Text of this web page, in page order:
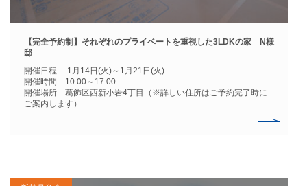
【完全予約制】それぞれのプライベートを重視した3LDKの家 N様
邸
開催日程 1月14日(火)～1月21日(火)
開催時間 10:00～17:00
開催場所 葛飾区西新小岩4丁目（※詳しい住所はご予約完了時に
ご案内します）